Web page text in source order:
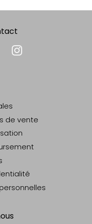
Pinterest
de vente